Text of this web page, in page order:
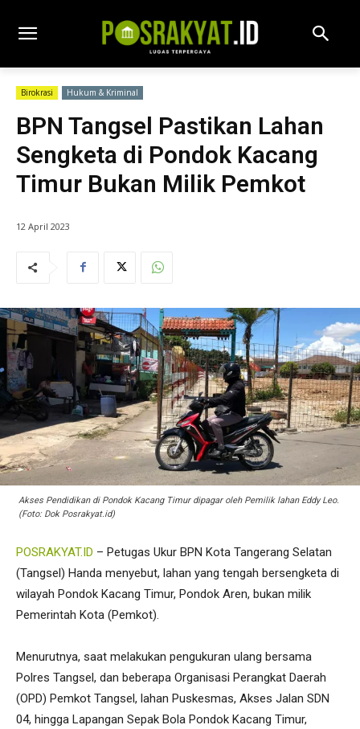
Birokrasi Hukum & Kriminal
BPN Tangsel Pastikan Lahan
Sengketa di Pondok Kacang
Timur Bukan Milik Pemkot
12 April 2023
Akses Pendidikan di Pondok Kacang Timur dipagar oleh Pemilik lahan Eddy Leo.
(Foto: Dok Posrakyat.id)
POSRAKYAT.ID – Petugas Ukur BPN Kota Tangerang Selatan
(Tangsel) Handa menyebut, lahan yang tengah bersengketa di
wilayah Pondok Kacang Timur, Pondok Aren, bukan milik
Pemerintah Kota (Pemkot).
Menurutnya, saat melakukan pengukuran ulang bersama
Polres Tangsel, dan beberapa Organisasi Perangkat Daerah
(OPD) Pemkot Tangsel, lahan Puskesmas, Akses Jalan SDN
04, hingga Lapangan Sepak Bola Pondok Kacang Timur,